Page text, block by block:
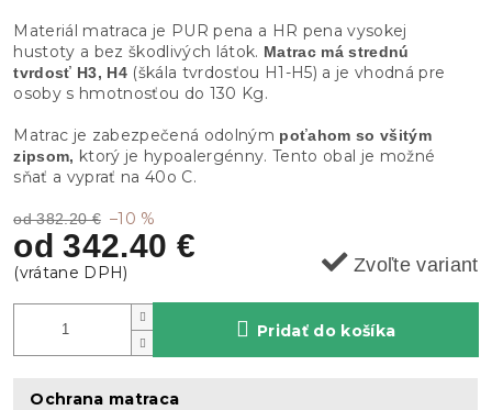
od 382.20 € –10 %
od342.40 €
Zvoľte variant
Ochrana matraca
Pridať do košíka
Materiál matraca je PUR pena a HR pena vysokej
hustoty a bez škodlivých látok. Matrac má strednú
tvrdosť H3, H4 (škála tvrdosťou H1-H5) a je vhodná pre
osoby s hmotnosťou do 130 Kg.
Matrac je zabezpečená odolným poťahom so všitým
zipsom, ktorý je hypoalergénny. Tento obal je možné
sňať a vyprať na 40o C.